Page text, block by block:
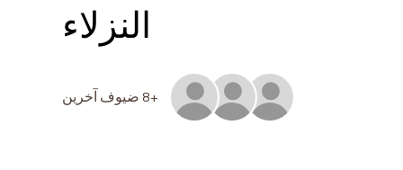
النزلاء
+8 ضيوف آخرين